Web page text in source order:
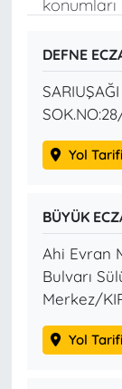
konumları
DEFNE
Yol
BÜYÜK
Ahi Evran
Bulvarı
Merkez/
Yol